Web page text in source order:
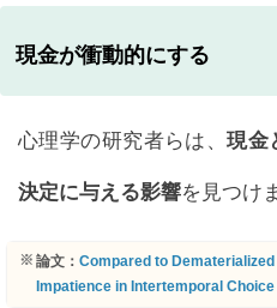
現金が衝動的にする
心理学の研究者らは、現金
決定に与える影響を見つけ
論文： Compared to
Impatience in Intertemporal Choice